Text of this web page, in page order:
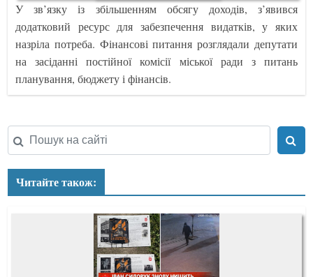
У зв’язку із збільшенням обсягу доходів, з’явився
додатковий ресурс для забезпечення видатків, у яких
назріла потреба. Фінансові питання розглядали депутати
на засіданні постійної комісії міської ради з питань
планування, бюджету і фінансів.
Читайте також: